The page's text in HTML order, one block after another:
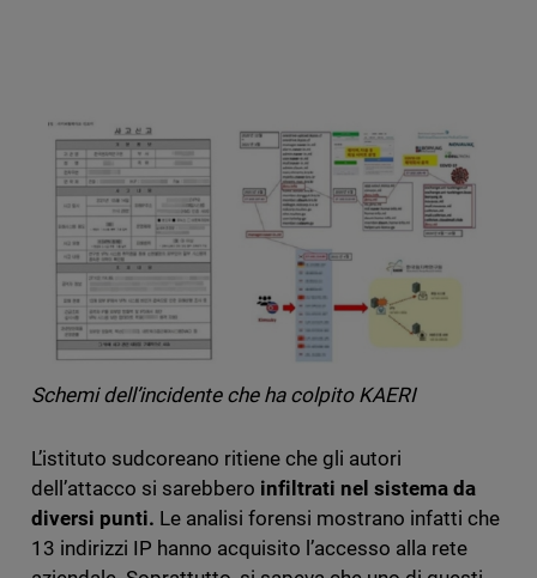
Schemi dell’incidente che ha colpito KAERI
L’istituto sudcoreano ritiene che gli autori
dell’attacco si sarebbero infiltrati nel sistema da
diversi punti. Le analisi forensi mostrano infatti che
13 indirizzi IP hanno acquisito l’accesso alla rete